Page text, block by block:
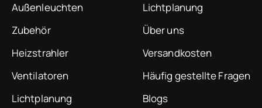
Außenleuchten
Zubehör
Heizstrahler
Ventilatoren
Lichtplanung
Lichtplanung
Über uns
Versandkosten
Häufig gestellte Fragen
Blogs